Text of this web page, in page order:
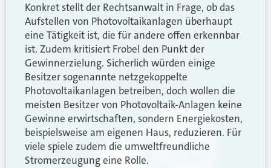
Konkret stellt der Rechtsanwalt in Frage, ob das
Aufstellen von Photovoltaikanlagen überhaupt
eine Tätigkeit ist, die für andere offen erkennbar
ist. Zudem kritisiert Frobel den Punkt der
Gewinnerzielung. Sicherlich würden einige
Besitzer sogenannte netzgekoppelte
Photovoltaikanlagen betreiben, doch wollen die
meisten Besitzer von Photovoltaik-Anlagen keine
Gewinne erwirtschaften, sondern Energiekosten,
beispielsweise am eigenen Haus, reduzieren. Für
viele spiele zudem die umweltfreundliche
Stromerzeugung eine Rolle.